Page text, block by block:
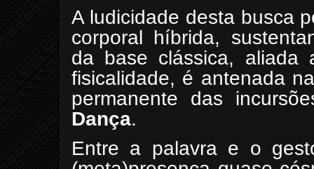
A ludicidade desta busca
corporal híbrida,
da base clássica, aliada
fisicalidade, é antenada
permanente das
Dança.
Entre a palavra e o